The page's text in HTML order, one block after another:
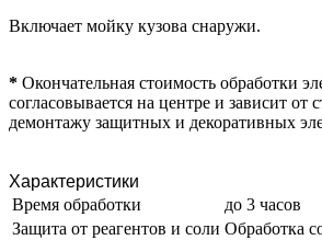
Включает мойку кузова снаружи.
* Окончательная стоимость обработки
согласовывается на центре и зависит от
демонтажу защитных и декоративных
Характеристики
Время обработки
до 3 часов
Защита от реагентов и соли Обработка